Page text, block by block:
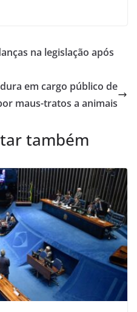
na legislação após
em cargo público de
maus-tratos a animais
também